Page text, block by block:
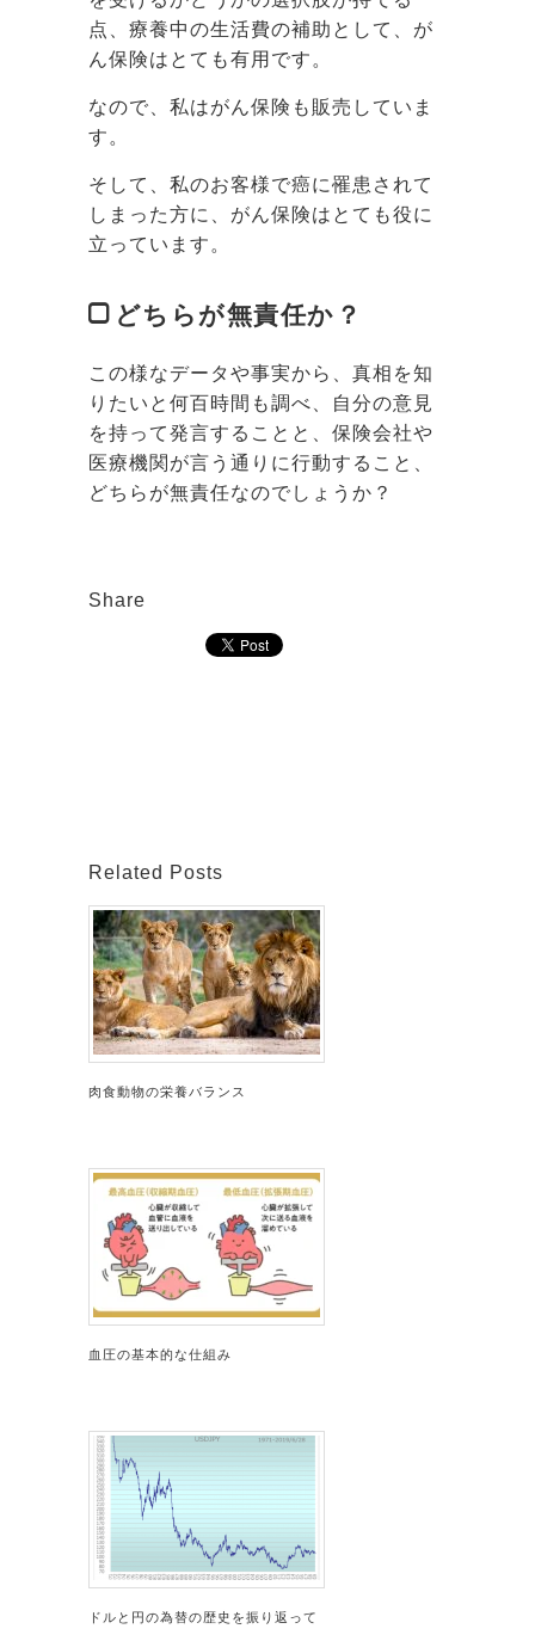
点、療養中の生活費の補助として、が
ん保険はとても有用です。
なので、私はがん保険も販売していま
す。
そして、私のお客様で癌に罹患されて
しまった方に、がん保険はとても役に
立っています。
どちらが無責任か？
この様なデータや事実から、真相を知
りたいと何百時間も調べ、自分の意見
を持って発言することと、保険会社や
医療機関が言う通りに行動すること、
どちらが無責任なのでしょうか？
Share
Related Posts
肉食動物の栄養バランス
血圧の基本的な仕組み
ドルと円の為替の歴史を振り返って